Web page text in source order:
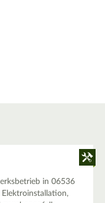
in 06536